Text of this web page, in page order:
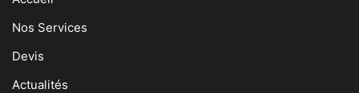
Nos Services
Devis
Actualités